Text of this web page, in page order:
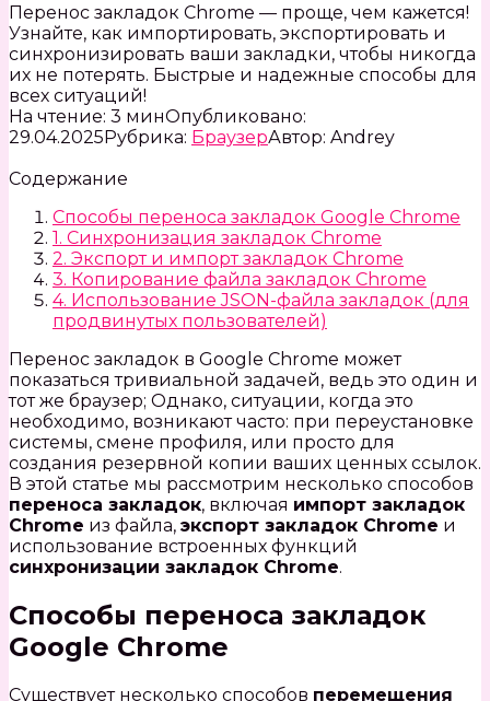
Перенос закладок Chrome — проще, чем кажется!
Узнайте, как импортировать, экспортировать и
синхронизировать ваши закладки, чтобы никогда
их не потерять. Быстрые и надежные способы для
всех ситуаций!
На чтение: 3 минОпубликовано:
29.04.2025Рубрика: БраузерАвтор: Andrey
Содержание
Способы переноса закладок Google Chrome
1. Синхронизация закладок Chrome
2. Экспорт и импорт закладок Chrome
3. Копирование файла закладок Chrome
4. Использование JSON-файла закладок (для
продвинутых пользователей)
Перенос закладок в Google Chrome может
показаться тривиальной задачей, ведь это один и
тот же браузер; Однако, ситуации, когда это
необходимо, возникают часто: при переустановке
системы, смене профиля, или просто для
создания резервной копии ваших ценных ссылок.
В этой статье мы рассмотрим несколько способов
переноса закладок, включая импорт закладок
Chrome из файла, экспорт закладок Chrome и
использование встроенных функций
синхронизации закладок Chrome.
Способы переноса закладок
Google Chrome
Существует несколько способов перемещения